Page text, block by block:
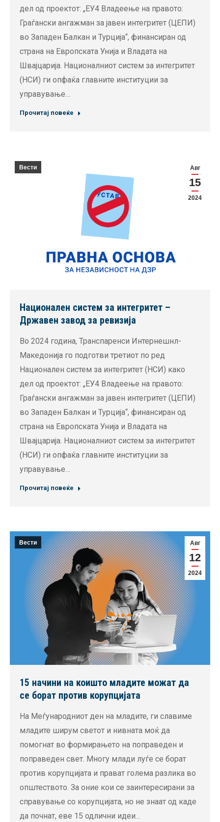
дел од проектот: „ЕУ4 Владеење на правото:
Граѓански ангажман за јавен интегритет (ЦЕПИ)
во Западен Балкан и Турција“, финансиран од
страна на Европската Унија и Владата на
Швајцарија. Националниот систем за интегритет
(НСИ) ги опфаќа главните институции за
управување…
Прочитај повеќе
Авг
15
2024
Вести
Национален систем за интегритет –
Државен завод за ревизија
Во 2024 година, Транспаренси Интернешнл-
Македонија го подготви третиот по ред
Национален систем за интегритет (НСИ) како
дел од проектот: „ЕУ4 Владеење на правото:
Граѓански ангажман за јавен интегритет (ЦЕПИ)
во Западен Балкан и Турција“, финансиран од
страна на Европската Унија и Владата на
Швајцарија. Националниот систем за интегритет
(НСИ) ги опфаќа главните институции за
управување…
Прочитај повеќе
Авг
12
2024
Вести
15 начини на коишто младите можат да
се борат против корупцијата
На Меѓународниот ден на младите, ги славиме
младите ширум светот и нивната моќ да
помогнат во формирањето на поправеден и
поправеден свет. Многу млади луѓе се борат
против корупцијата и прават голема разлика во
општеството. За оние кои се заинтересирани за
справување со корупцијата, но не знаат од каде
да почнат, еве 15 одлични идеи…